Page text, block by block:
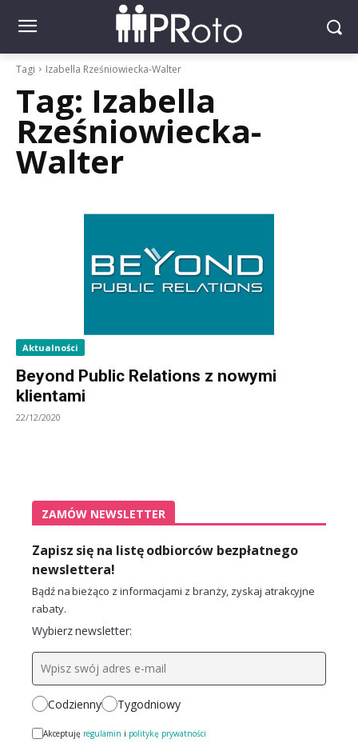
Tagi Izabella Rześniowiecka-Walter
Tag: Izabella
Rześniowiecka-
Walter
Aktualności
Beyond Public Relations z nowymi
klientami
22/12/2020
ZAMÓW NEWSLETTER
Zapisz się na listę odbiorców bezpłatnego
newslettera!
Bądź na bieżąco z informacjami z branży, zyskaj atrakcyjne
rabaty.
Wybierz newsletter:
Codzienny Tygodniowy
Akceptuję regulamin i politykę prywatności